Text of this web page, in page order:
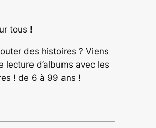
tous !
des histoires ? Viens
lecture d’albums avec les
! de 6 à 99 ans !